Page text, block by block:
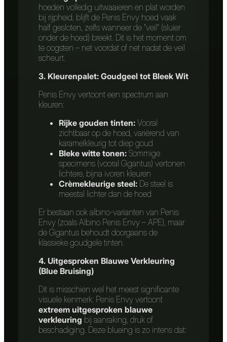
hoeden volledig uitwaaieren en plat worden
bij rijpheid, blijft de Penis Envy hoed vaak
half gesloten, zelfs wanneer de “veil” (sluier
onder de hoed) breekt. Dit is het moment om
te oogsten – net voordat of net nadat de veil
scheurt.
3. Kleurenpalet: Goudgeel tot Bleek Wit
Penis Envy vertoont een spectrum aan
kleuren:
Rijke gouden tinten: Vooral
zichtbaar op de hoed, variërend van
karamelkleurig tot diep goud
Bleke witte tonen: Sommige
specimens (vooral Gigantus) vertonen
lichtere, bijna ivoren kleuren
Crèmekleurige steel: De steel is
meestal lichter dan de hoed
Er bestaan ook albino-varianten van Penis
Envy (zoals Albino Penis Envy – APE), maar
de Gigantus behoudt doorgaans de
klassieke goudgele tinten.
4. Uitgesproken Blauwe Verkleuring
(Blue Bruising)
Dit is misschien wel het meest significante
visuele kenmerk: Penis Envy vertoont
extreem uitgesproken blauwe
verkleuring bij aanraking, druk of
beschadiging. Deze blueing is zo intens dat: